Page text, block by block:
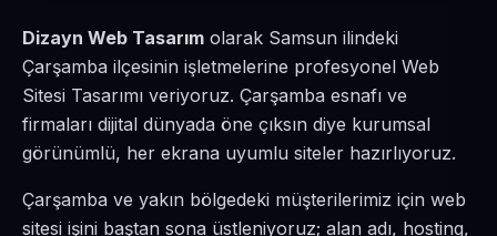
Dizayn Web Tasarım olarak Samsun ilindeki
Çarşamba ilçesinin işletmelerine profesyonel Web
Sitesi Tasarımı veriyoruz. Çarşamba esnafı ve
firmaları dijital dünyada öne çıksın diye kurumsal
görünümlü, her ekrana uyumlu siteler hazırlıyoruz.
Çarşamba ve yakın bölgedeki müşterilerimiz için web
sitesi işini baştan sona üstleniyoruz; alan adı, hosting,